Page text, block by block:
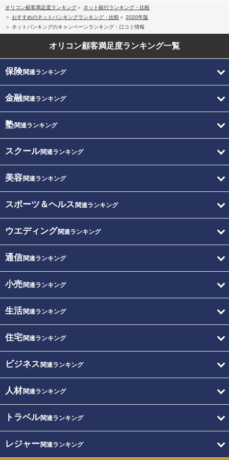
オリコン顧客満足度ランキング
ネット銀行ランキング・比較
おすすめのネットバンキングランキング・比較
2020年版
ネットバンキングのキャンペーンランキング・口コミ情報
オリコン顧客満足度ランキング一覧
保険関連ランキング
金融関連ランキング
塾関連ランキング
スクール関連ランキング
美容関連ランキング
スポーツ＆ヘルス 関連ランキング
ウエディング関連ランキング
通信関連ランキング
小売関連ランキング
生活関連ランキング
住宅関連ランキング
ビジネス 関連ランキング
人材関連ランキング
トラベル関連ランキング
レジャー関連ランキング